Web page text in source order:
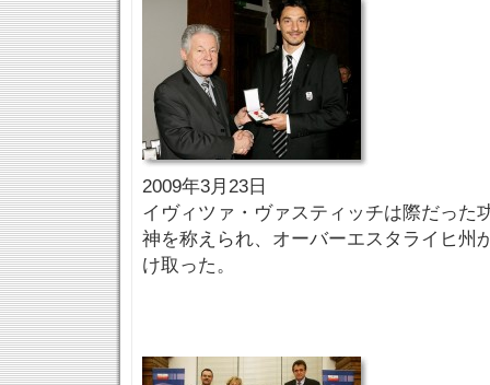
2009年3月23日
イヴィツァ・ヴァスティッチは際だった
神を称えられ、オーバーエスタライヒ州
け取った。